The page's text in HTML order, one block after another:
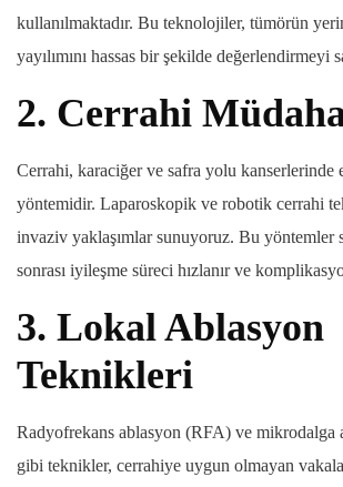
kullanılmaktadır. Bu teknolojiler, tümörün
yayılımını hassas bir şekilde değerlendirmeyi
2. Cerrahi
Cerrahi, karaciğer ve safra yolu kanserlerinde
yöntemidir. Laparoskopik ve robotik cerrahi
invaziv yaklaşımlar sunuyoruz. Bu yöntemler
sonrası iyileşme süreci hızlanır ve
3. Lokal Ablasyon
Teknikleri
Radyofrekans ablasyon (RFA) ve mikrodalga
gibi teknikler, cerrahiye uygun olmayan